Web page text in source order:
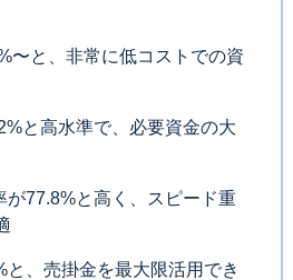
〜と、非常に低コストでの資
と高水準で、必要資金の大
が77.8%と高く、スピード重
と、売掛金を最大限活用でき